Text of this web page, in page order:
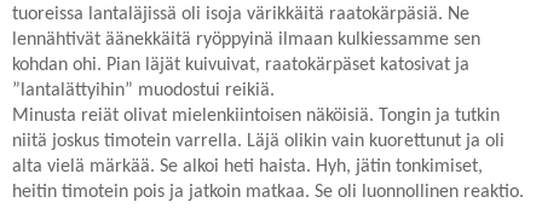
tuoreissa lantaläjissä oli isoja värikkäitä raatokärpäsiä. Ne
lennähtivät äänekkäitä ryöppyinä ilmaan kulkiessamme sen
kohdan ohi. Pian läjät kuivuivat, raatokärpäset katosivat ja
”lantalättyihin” muodostui reikiä.
Minusta reiät olivat mielenkiintoisen näköisiä. Tongin ja tutkin
niitä joskus timotein varrella. Läjä olikin vain kuorettunut ja oli
alta vielä märkää. Se alkoi heti haista. Hyh, jätin tonkimiset,
heitin timotein pois ja jatkoin matkaa. Se oli luonnollinen reaktio.